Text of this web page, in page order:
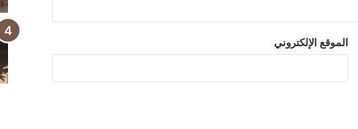
الموقع الإلكتروني